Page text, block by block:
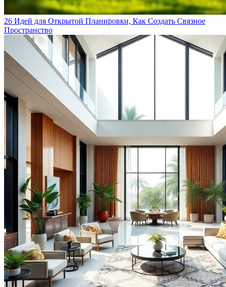
26 Идей для Открытой Планировки, Как Создать Связное
Пространство